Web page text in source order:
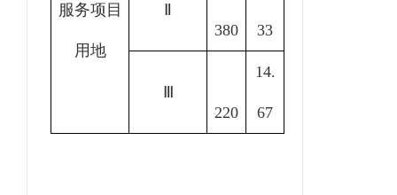
服务项目
用地
380
33
220
14.
67